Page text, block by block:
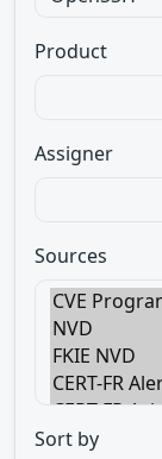
Product
Assigner
Sources
Sort by